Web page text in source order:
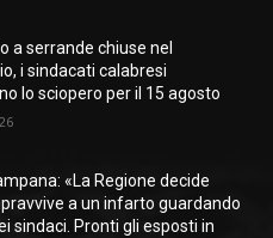
a serrande chiuse nel
i sindacati calabresi
lo sciopero per il 15 agosto
«La Regione decide
a un infarto guardando
sindaci. Pronti gli esposti in